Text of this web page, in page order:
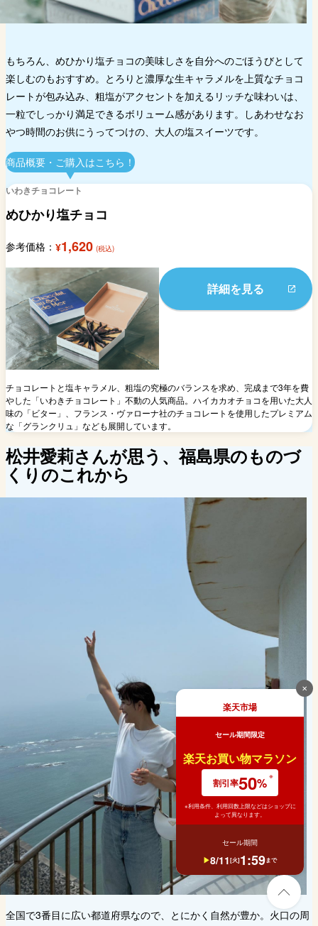
もちろん、めひかり塩チョコの美味しさを自分へのごほうびとして
楽しむのもおすすめ。とろりと濃厚な生キャラメルを上質なチョコ
レートが包み込み、粗塩がアクセントを加えるリッチな味わいは、
一粒でしっかり満足できるボリューム感があります。しあわせなお
やつ時間のお供にうってつけの、大人の塩スイーツです。
商品概要・ご購入はこちら！
いわきチョコレート
めひかり塩チョコ
参考価格： ¥1,620 (税込)
詳細を見る
チョコレートと塩キャラメル、粗塩の究極のバランスを求め、完成まで3年を費
やした「いわきチョコレート」不動の人気商品。ハイカカオチョコを用いた大人
味の「ビター」、フランス・ヴァローナ社のチョコレートを使用したプレミアム
な「グランクリュ」なども展開しています。
松井愛莉さんが思う、福島県のものづ
くりのこれから
全国で3番目に広い都道府県なので、とにかく自然が豊か。火口の周
✕
楽天市場
セール期間限定
楽天お買い物マラソン
割引率50%
※利用条件、利用回数上限などはショップに
よって異なります。
セール期間
8/11[火]1:59まで